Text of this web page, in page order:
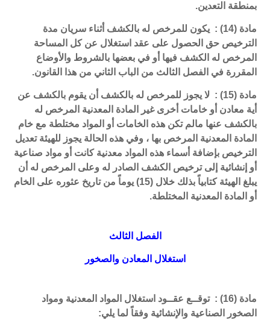
بمنطقة التعدين.
مادة (14) : يكون للمرخص له بالكشف أثناء سريان مدة
الترخيص حق الحصول على عقد استغلال عن كل المساحة
المرخص له الكشف فيها أو في بعضها بالشروط والأوضاع
المقررة في الفصل الثالث من الباب الثاني من هذا القانون.
مادة (15) : لا يجوز للمرخص له بالكشف أن يقوم بالكشف عن
أية معادن أو خامات أخرى غير المادة المعدنية المرخص له
بالكشف عنها مالم تكن هذه الخامات أو المواد مختلطة مع خام
المادة المعدنية المرخص بها ، وفي هذه الحالة يجوز للهيئة تعديل
الترخيص بإضافة أسماء هذه المواد معدنية كانت أو مواد صناعية
أو إنشائية إلى ترخيص الكشف الصادر له وعلى المرخص له أن
يبلغ الهيئة كتابياً بذلك خلال (15) يوماً من تاريخ عثوره على الخام
أو المادة المعدنية المختلطة.
الفصل الثالث
استغلال المعادن والصخور
مادة (16) : توقــع عقــود استغلال المواد المعدنية ومواد
الصخور الصناعية والإنشائية وفقاً لما يلي: